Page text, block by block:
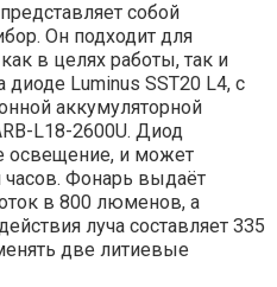
собой
Он подходит для
в целях работы, так и
диоде Luminus SST20 L4, с
аккумуляторной
L18-2600U. Диод
освещение, и может
часов. Фонарь выдаёт
в 800 люменов, а
луча составляет 335
две литиевые